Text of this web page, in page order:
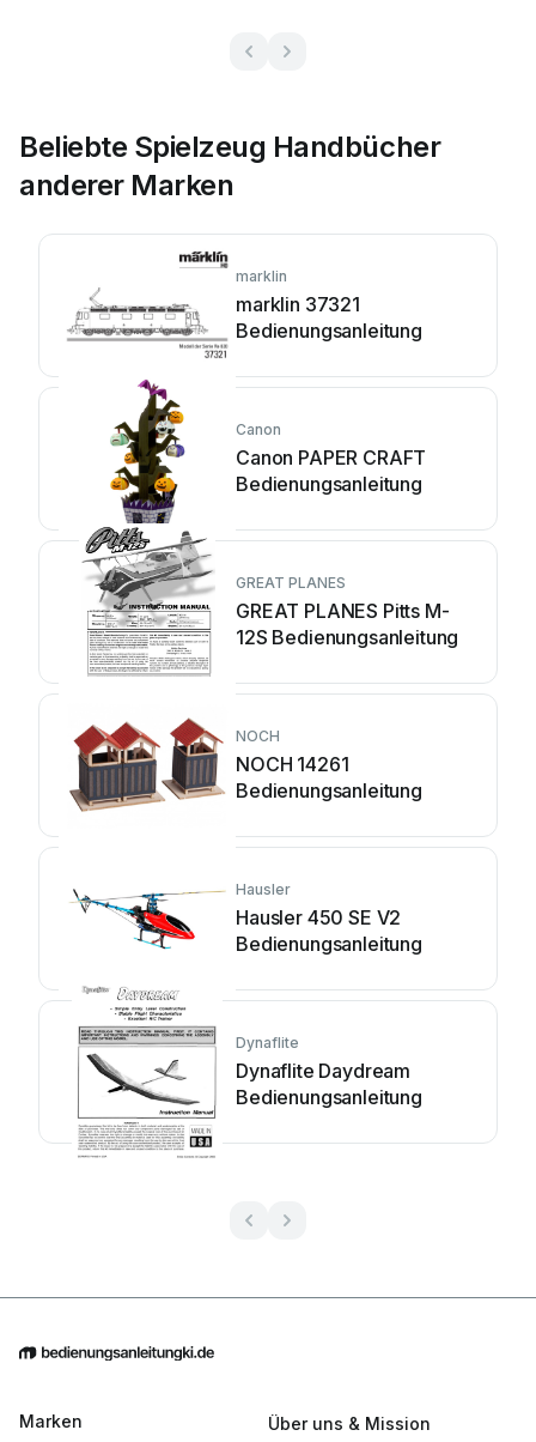
Beliebte Spielzeug Handbücher
anderer Marken
marklin
marklin 37321
Bedienungsanleitung
Canon
Canon PAPER CRAFT
Bedienungsanleitung
GREAT PLANES
GREAT PLANES Pitts M-
12S Bedienungsanleitung
NOCH
NOCH 14261
Bedienungsanleitung
Hausler
Hausler 450 SE V2
Bedienungsanleitung
Dynaflite
Dynaflite Daydream
Bedienungsanleitung
Marken Über uns & Mission